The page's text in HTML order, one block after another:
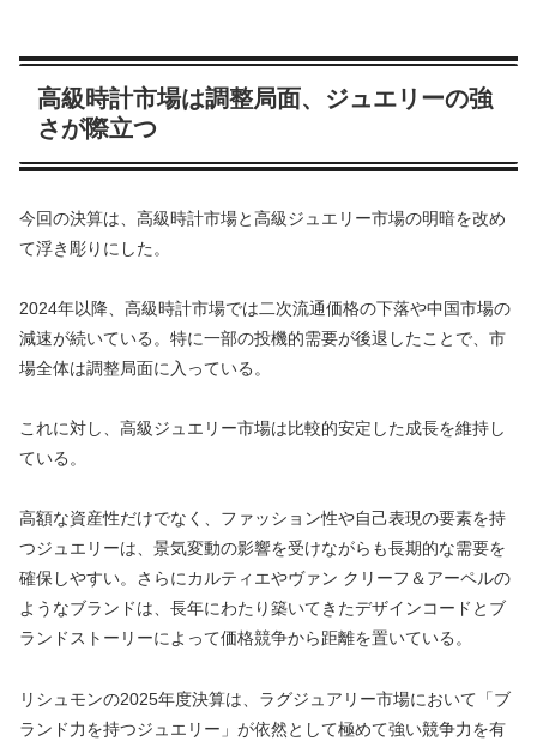
高級時計市場は調整局面、ジュエリーの強
さが際立つ
今回の決算は、高級時計市場と高級ジュエリー市場の明暗を改め
て浮き彫りにした。
2024年以降、高級時計市場では二次流通価格の下落や中国市場の
減速が続いている。特に一部の投機的需要が後退したことで、市
場全体は調整局面に入っている。
これに対し、高級ジュエリー市場は比較的安定した成長を維持し
ている。
高額な資産性だけでなく、ファッション性や自己表現の要素を持
つジュエリーは、景気変動の影響を受けながらも長期的な需要を
確保しやすい。さらにカルティエやヴァン クリーフ＆アーペルの
ようなブランドは、長年にわたり築いてきたデザインコードとブ
ランドストーリーによって価格競争から距離を置いている。
リシュモンの2025年度決算は、ラグジュアリー市場において「ブ
ランド力を持つジュエリー」が依然として極めて強い競争力を有